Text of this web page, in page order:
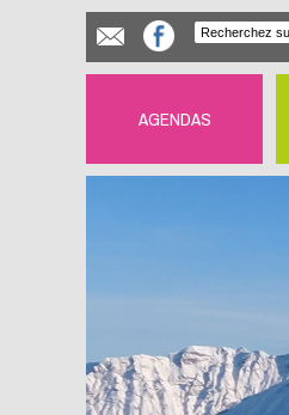
AGENDAS